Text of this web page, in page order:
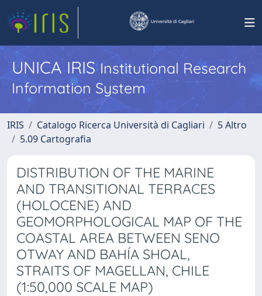
UNICA IRISInstitutional Research
Information System
IRIS Catalogo Ricerca Università di Cagliari
5 Altro
5.09 Cartografia
DISTRIBUTION OF THE MARINE
AND TRANSITIONAL TERRACES
(HOLOCENE) AND
GEOMORPHOLOGICAL MAP OF THE
COASTAL AREA BETWEEN SENO
OTWAY AND BAHÍA SHOAL,
STRAITS OF MAGELLAN, CHILE
(1:50,000 SCALE MAP)